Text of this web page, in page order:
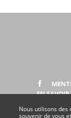
Nous utilisons des
souvenir de vous
EN SAVOIR